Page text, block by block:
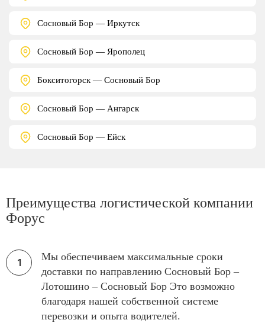
Сосновый Бор — Иркутск
Сосновый Бор — Ярополец
Бокситогорск — Сосновый Бор
Сосновый Бор — Ангарск
Сосновый Бор — Ейск
Преимущества логистической компании
Форус
Мы обеспечиваем максимальные сроки
доставки по направлению Сосновый Бор –
Лотошино – Сосновый Бор Это возможно
благодаря нашей собственной системе
перевозки и опыта водителей.